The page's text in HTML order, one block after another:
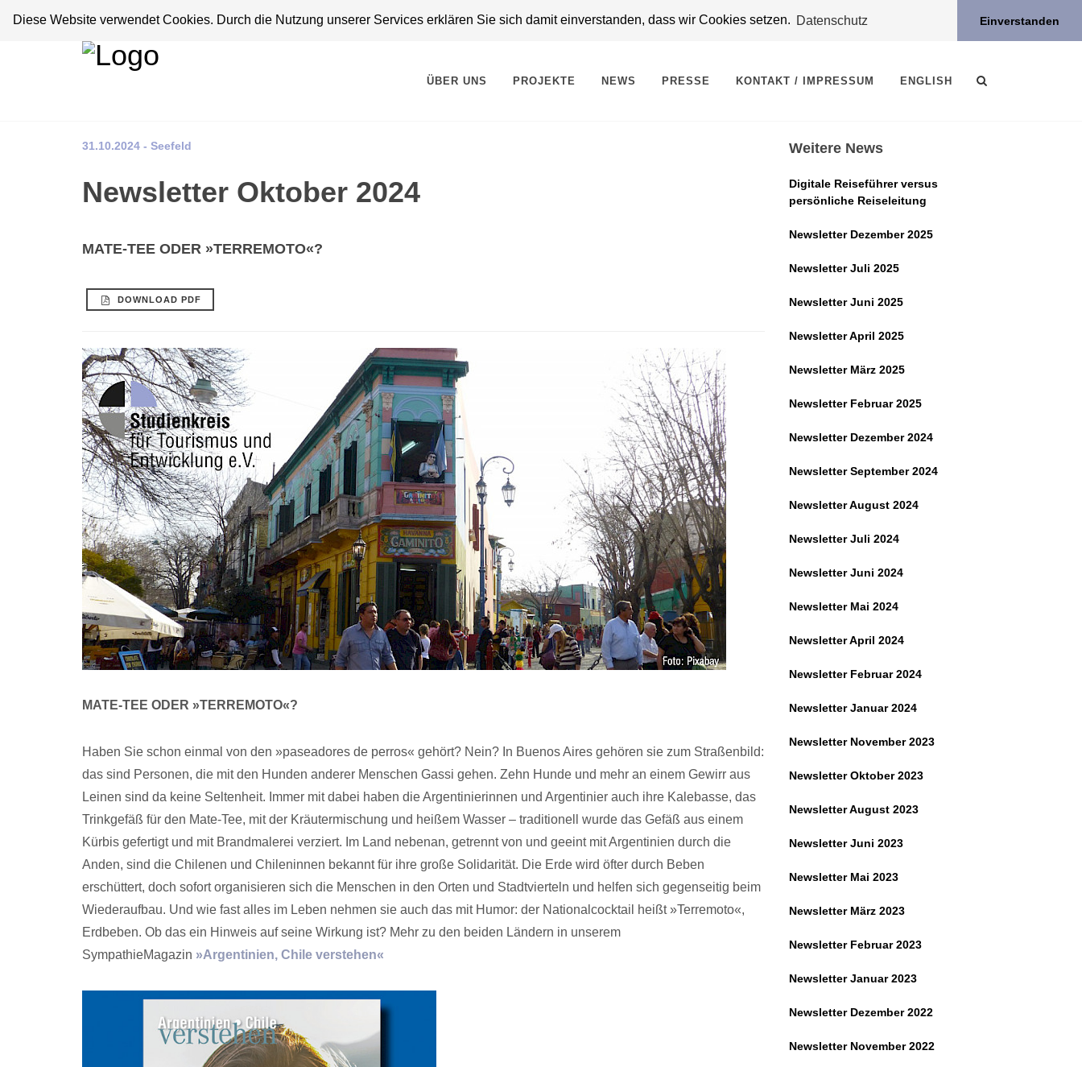
Diese Website verwendet Cookies. Durch die Nutzung unserer Services erklären Sie sich damit einverstanden, dass wir Cookies setzen. Datenschutz Einverstanden
ÜBER UNS PROJEKTE NEWS PRESSE KONTAKT / IMPRESSUM ENGLISH
31.10.2024 - Seefeld
Newsletter Oktober 2024
MATE-TEE ODER »TERREMOTO«?
DOWNLOAD PDF
MATE-TEE ODER »TERREMOTO«?
Haben Sie schon einmal von den »paseadores de perros« gehört? Nein? In Buenos Aires gehören sie zum Straßenbild:
das sind Personen, die mit den Hunden anderer Menschen Gassi gehen. Zehn Hunde und mehr an einem Gewirr aus
Leinen sind da keine Seltenheit. Immer mit dabei haben die Argentinierinnen und Argentinier auch ihre Kalebasse, das
Trinkgefäß für den Mate-Tee, mit der Kräutermischung und heißem Wasser – traditionell wurde das Gefäß aus einem
Kürbis gefertigt und mit Brandmalerei verziert. Im Land nebenan, getrennt von und geeint mit Argentinien durch die
Anden, sind die Chilenen und Chileninnen bekannt für ihre große Solidarität. Die Erde wird öfter durch Beben
erschüttert, doch sofort organisieren sich die Menschen in den Orten und Stadtvierteln und helfen sich gegenseitig beim
Wiederaufbau. Und wie fast alles im Leben nehmen sie auch das mit Humor: der Nationalcocktail heißt »Terremoto«,
Erdbeben. Ob das ein Hinweis auf seine Wirkung ist? Mehr zu den beiden Ländern in unserem
SympathieMagazin »Argentinien, Chile verstehen«
Weitere News
Digitale Reiseführer versus
persönliche Reiseleitung
Newsletter Dezember 2025
Newsletter Juli 2025
Newsletter Juni 2025
Newsletter April 2025
Newsletter März 2025
Newsletter Februar 2025
Newsletter Dezember 2024
Newsletter September 2024
Newsletter August 2024
Newsletter Juli 2024
Newsletter Juni 2024
Newsletter Mai 2024
Newsletter April 2024
Newsletter Februar 2024
Newsletter Januar 2024
Newsletter November 2023
Newsletter Oktober 2023
Newsletter August 2023
Newsletter Juni 2023
Newsletter Mai 2023
Newsletter März 2023
Newsletter Februar 2023
Newsletter Januar 2023
Newsletter Dezember 2022
Newsletter November 2022